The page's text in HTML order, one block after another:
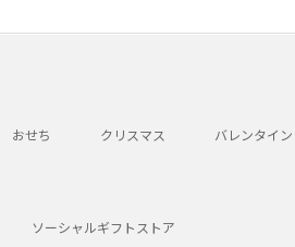
おせち クリスマス バレンタイン
ソーシャルギフトストア